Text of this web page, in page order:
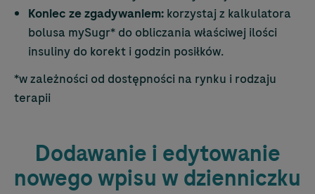
Koniec ze zgadywaniem: korzystaj z kalkulatora
bolusa mySugr* do obliczania właściwej ilości
insuliny do korekt i godzin posiłków.
*w zależności od dostępności na rynku i rodzaju
terapii
Dodawanie i edytowanie
nowego wpisu w dzienniczku